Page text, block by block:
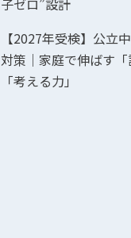
子ゼロ”設計
【2027年受検】公立
対策｜家庭で伸ばす
「考える力」